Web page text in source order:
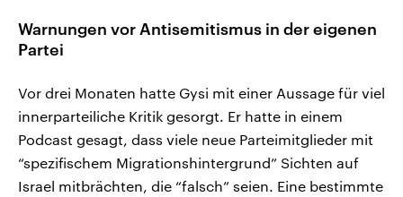
Warnungen vor Antisemitismus in der eigenen
Partei
Vor drei Monaten hatte Gysi mit einer Aussage für viel
innerparteiliche Kritik gesorgt. Er hatte in einem
Podcast gesagt, dass viele neue Parteimitglieder mit
“spezifischem Migrationshintergrund” Sichten auf
Israel mitbrächten, die “falsch” seien. Eine bestimmte